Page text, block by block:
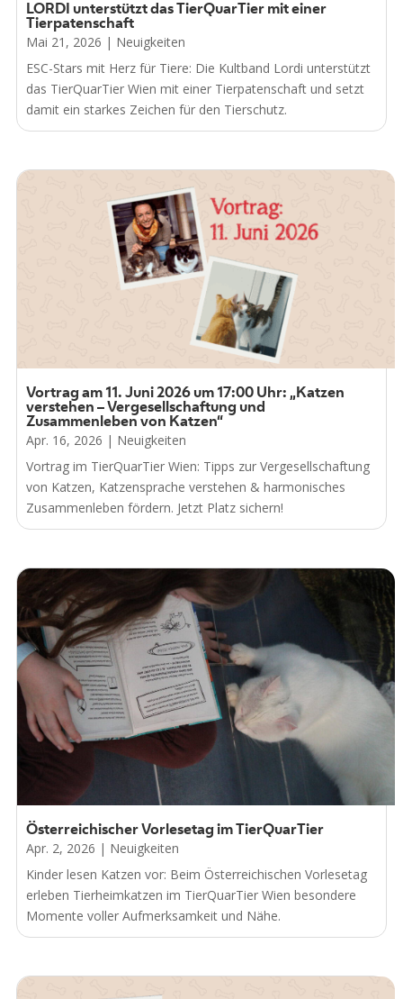
LORDI unterstützt das TierQuarTier mit einer
Tierpatenschaft
Mai 21, 2026 | Neuigkeiten
ESC-Stars mit Herz für Tiere: Die Kultband Lordi unterstützt
das TierQuarTier Wien mit einer Tierpatenschaft und setzt
damit ein starkes Zeichen für den Tierschutz.
Vortrag am 11. Juni 2026 um 17:00 Uhr: „Katzen
verstehen – Vergesellschaftung und
Zusammenleben von Katzen“
Apr. 16, 2026 | Neuigkeiten
Vortrag im TierQuarTier Wien: Tipps zur Vergesellschaftung
von Katzen, Katzensprache verstehen & harmonisches
Zusammenleben fördern. Jetzt Platz sichern!
Österreichischer Vorlesetag im TierQuarTier
Apr. 2, 2026 | Neuigkeiten
Kinder lesen Katzen vor: Beim Österreichischen Vorlesetag
erleben Tierheimkatzen im TierQuarTier Wien besondere
Momente voller Aufmerksamkeit und Nähe.